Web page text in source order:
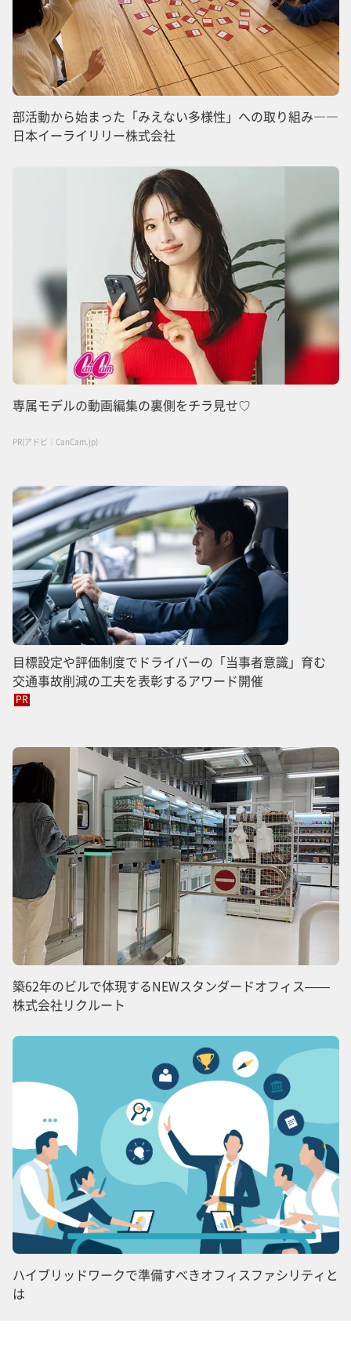
部活動から始まった「みえない多様性」への取り組み――
日本イーライリリー株式会社
専属モデルの動画編集の裏側をチラ見せ♡
PR(アドビ｜CanCam.jp)
目標設定や評価制度でドライバーの「当事者意識」育む
交通事故削減の工夫を表彰するアワード開催
PR
築62年のビルで体現するNEWスタンダードオフィス——
株式会社リクルート
ハイブリッドワークで準備すべきオフィスファシリティと
は